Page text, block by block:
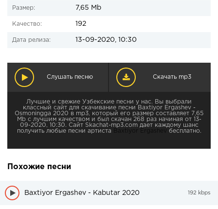
Размер: 7,65 Mb
Качество: 192
Дата релиза: 13-09-2020, 10:30
Слушать песню Скачать mp3
Лучшие и свежие Узбекские песни у нас. Вы выбрали
классный сайт для скачивание песни Baxtiyor Ergashev -
Osmoningga 2020 в mp3, который его размер составляет 7,65
Mb с лучшим качеством и был скачан 268 раз начиная от 13-
09-2020, 10:30. Сайт Skachat-mp3.com дает каждому шанс
получить любые песни артиста
Baxtiyor Ergashev бесплатно.
Похожие песни
Baxtiyor Ergashev - Kabutar 2020 192 kbps